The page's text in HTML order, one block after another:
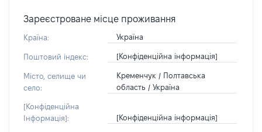
Зареєстроване місце проживання
Країна: Україна
Поштовий індекс: [Конфіденційна інформація]
Місто, селище чи
село:
Кременчук / Полтавська
область / Україна
[Конфіденційна
Інформація]:
[Конфіденційна інформація]